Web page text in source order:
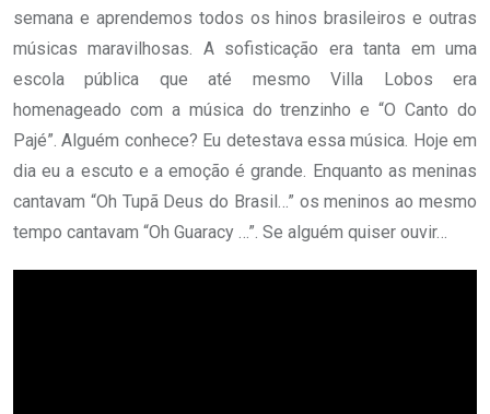
semana e aprendemos todos os hinos brasileiros e outras
músicas maravilhosas. A sofisticação era tanta em uma
escola pública que até mesmo Villa Lobos era
homenageado com a música do trenzinho e “O Canto do
Pajé”. Alguém conhece? Eu detestava essa música. Hoje em
dia eu a escuto e a emoção é grande. Enquanto as meninas
cantavam “Oh Tupã Deus do Brasil…” os meninos ao mesmo
tempo cantavam “Oh Guaracy …”. Se alguém quiser ouvir…